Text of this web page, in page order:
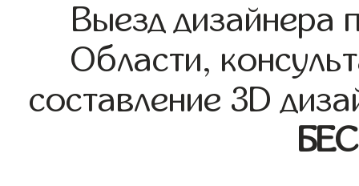
Выезд дизайнера
Области,
составление 3D